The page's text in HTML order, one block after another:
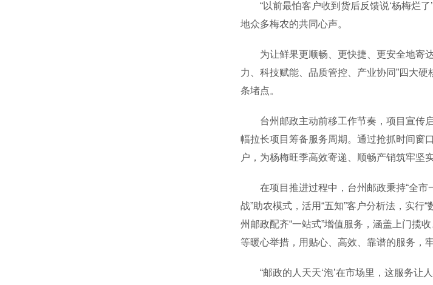
“以前最怕客户收到货后反馈说‘杨梅烂了
地众多梅农的共同心声。
为让鲜果更顺畅、更快捷、更安全地寄达
力、科技赋能、品质管控、产业协同”四大
条堵点。
台州邮政主动前移工作节奏，项目宣传启
幅拉长项目筹备服务周期。通过抢抓时间窗
户，为杨梅旺季高效寄递、顺畅产销筑牢坚
在项目推进过程中，台州邮政秉持“全市
战”助农模式，活用“五知”客户分析法，实行
州邮政配齐“一站式”增值服务，涵盖上门揽
等暖心举措，用贴心、高效、靠谱的服务，
“邮政的人天天‘泡’在市场里，这服务让